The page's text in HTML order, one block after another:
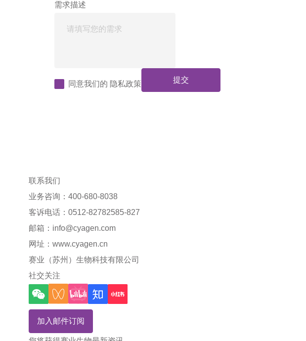
需求描述
同意我们的 隐私政策 提交
联系我们
业务咨询：400-680-8038
客诉电话：0512-82782585-827
邮箱： info@cyagen.com
网址： www.cyagen.cn
赛业（苏州）生物科技有限公司
社交关注
加入邮件订阅